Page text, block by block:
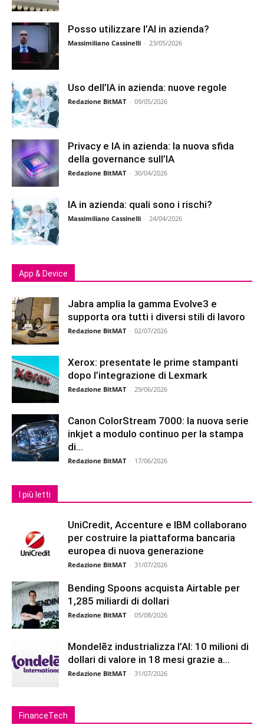
Posso utilizzare l’AI in azienda?
Massimiliano Cassinelli - 23/05/2026
Uso dell’IA in azienda: nuove regole
Redazione BitMAT - 09/05/2026
Privacy e IA in azienda: la nuova sfida
della governance sull’IA
Redazione BitMAT - 30/04/2026
IA in azienda: quali sono i rischi?
Massimiliano Cassinelli - 24/04/2026
App & Device
Jabra amplia la gamma Evolve3 e
supporta ora tutti i diversi stili di lavoro
Redazione BitMAT - 02/07/2026
Xerox: presentate le prime stampanti
dopo l’integrazione di Lexmark
Redazione BitMAT - 29/06/2026
Canon ColorStream 7000: la nuova serie
inkjet a modulo continuo per la stampa
di...
Redazione BitMAT - 17/06/2026
I più letti
UniCredit, Accenture e IBM collaborano
per costruire la piattaforma bancaria
europea di nuova generazione
Redazione BitMAT - 31/07/2026
Bending Spoons acquista Airtable per
1,285 miliardi di dollari
Redazione BitMAT - 05/08/2026
Mondelēz industrializza l’AI: 10 milioni di
dollari di valore in 18 mesi grazie a...
Redazione BitMAT - 31/07/2026
FinanceTech